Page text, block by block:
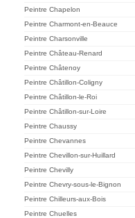
Peintre Chapelon
Peintre Charmont-en-Beauce
Peintre Charsonville
Peintre Château-Renard
Peintre Châtenoy
Peintre Châtillon-Coligny
Peintre Châtillon-le-Roi
Peintre Châtillon-sur-Loire
Peintre Chaussy
Peintre Chevannes
Peintre Chevillon-sur-Huillard
Peintre Chevilly
Peintre Chevry-sous-le-Bignon
Peintre Chilleurs-aux-Bois
Peintre Chuelles